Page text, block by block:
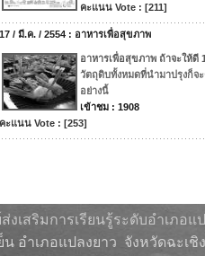
คะแนน Vote : [211]
17 / มี.ค. / 2554 : อาหารเพื่อสุขภาพ
อาหารเพื่อสุขภาพ ถ้าจะให้ดี
วัตถุดิบทั้งหมดที่นำมาปรุงก็จ
อย่างนี้
เข้าชม : 1908
คะแนน Vote : [253]
งเสริมการเรียนรู้ระดับอำเภอแ
น อำเภอแปลงยาว จังหวัดฉะเชิ